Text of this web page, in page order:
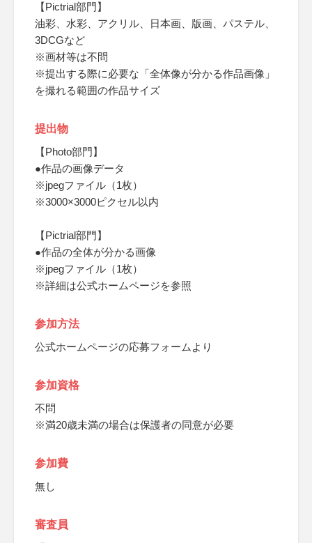
【Pictrial部門】
油彩、水彩、アクリル、日本画、版画、パステル、
3DCGなど
※画材等は不問
※提出する際に必要な「全体像が分かる作品画像」
を撮れる範囲の作品サイズ
提出物
【Photo部門】
●作品の画像データ
※jpegファイル（1枚）
※3000×3000ピクセル以内
【Pictrial部門】
●作品の全体が分かる画像
※jpegファイル（1枚）
※詳細は公式ホームページを参照
参加方法
公式ホームページの応募フォームより
参加資格
不問
※満20歳未満の場合は保護者の同意が必要
参加費
無し
審査員